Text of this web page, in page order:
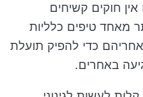
חוקים קשיחים
מאחד טיפים כלליות
כדי להפיק תועלת
באחרים.